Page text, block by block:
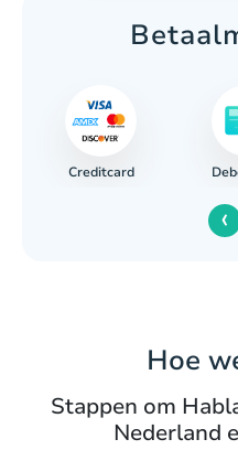
Creditcard
‹
Hoe
Stappen om
Nederland